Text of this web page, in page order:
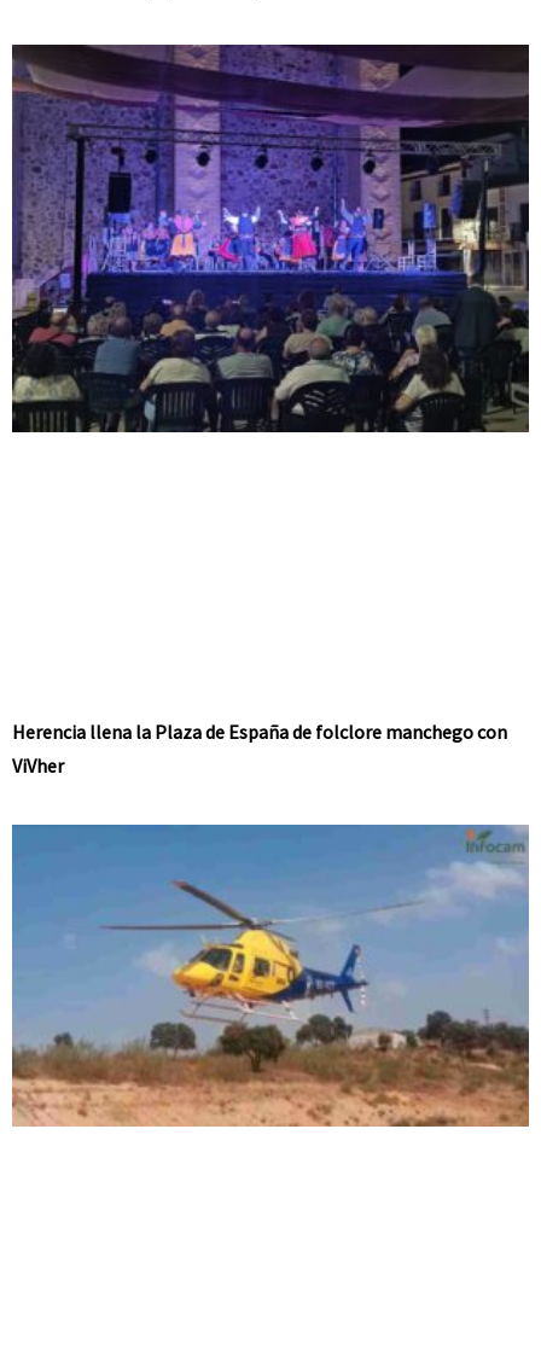
Herencia llena la Plaza de España de folclore manchego con
ViVher